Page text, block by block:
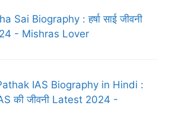
Sai Biography : हर्षा साई जीवनी
- Mishras Lover
IAS Biography in Hindi :
की जीवनी Latest 2024 -